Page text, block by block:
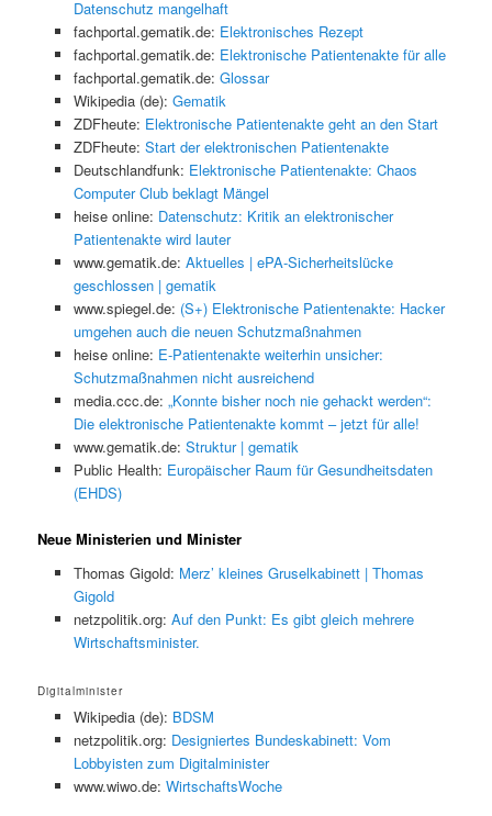
Datenschutz mangelhaft
fachportal.gematik.de: Elektronisches Rezept
fachportal.gematik.de: Elektronische Patientenakte für alle
fachportal.gematik.de: Glossar
Wikipedia (de): Gematik
ZDFheute: Elektronische Patientenakte geht an den Start
ZDFheute: Start der elektronischen Patientenakte
Deutschlandfunk: Elektronische Patientenakte: Chaos
Computer Club beklagt Mängel
heise online: Datenschutz: Kritik an elektronischer
Patientenakte wird lauter
www.gematik.de: Aktuelles | ePA-Sicherheitslücke
geschlossen | gematik
www.spiegel.de: (S+) Elektronische Patientenakte: Hacker
umgehen auch die neuen Schutzmaßnahmen
heise online: E-Patientenakte weiterhin unsicher:
Schutzmaßnahmen nicht ausreichend
media.ccc.de: „Konnte bisher noch nie gehackt werden“:
Die elektronische Patientenakte kommt – jetzt für alle!
www.gematik.de: Struktur | gematik
Public Health: Europäischer Raum für Gesundheitsdaten
(EHDS)
Neue Ministerien und Minister
Thomas Gigold: Merz’ kleines Gruselkabinett | Thomas
Gigold
netzpolitik.org: Auf den Punkt: Es gibt gleich mehrere
Wirtschaftsminister.
Digitalminister
Wikipedia (de): BDSM
netzpolitik.org: Designiertes Bundeskabinett: Vom
Lobbyisten zum Digitalminister
www.wiwo.de: WirtschaftsWoche